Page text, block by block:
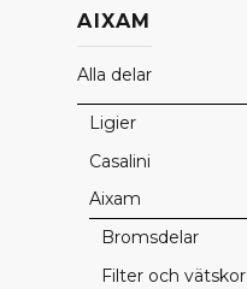
AIXAM
Alla delar
Ligier
Casalini
Aixam
Bromsdelar
Filter och vätskor